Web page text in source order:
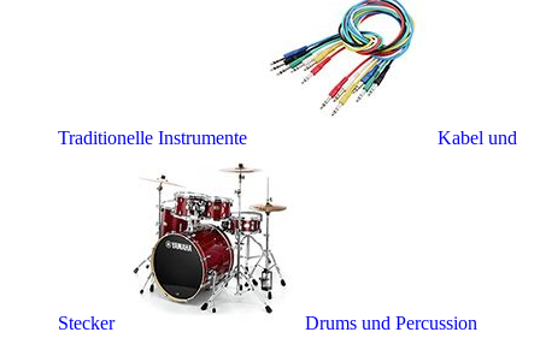
Traditionelle Instrumente Kabel und
Stecker Drums und Percussion